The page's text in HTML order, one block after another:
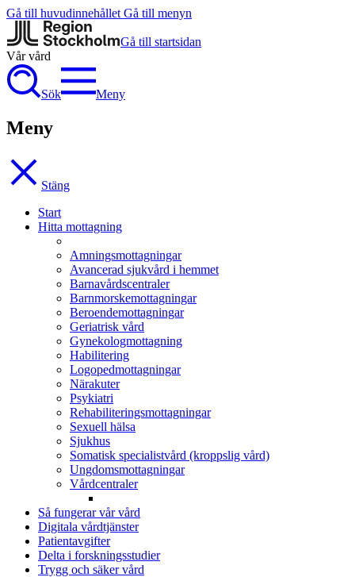
Gå till huvudinnehållet Gå till menyn
Gå till startsidan
Vår vård
Sök Meny
Meny
Stäng
Start
Hitta mottagning
Amningsmottagningar
Avancerad sjukvård i hemmet
Barnavårdscentraler
Barnmorskemottagningar
Beroendemottagningar
Geriatrisk vård
Gynekologmottagning
Habilitering
Logopedmottagningar
Närakuter
Psykiatri
Rehabiliteringsmottagningar
Sexuell hälsa
Sjukhus
Somatisk specialistvård (kroppslig vård)
Ungdomsmottagningar
Vårdcentraler
Så fungerar vår vård
Digitala vårdtjänster
Patientavgifter
Delta i forskningsstudier
Trygg och säker vård